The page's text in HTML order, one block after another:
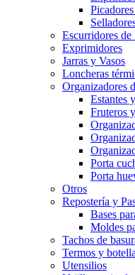
Escurridores de
Exprimidores
Jarras y Vasos
Loncheras
Organizadores
Estantes
Fruteros
Porta
Porta
Otros
Repostería y
Bases
Moldes
Tachos de
Termos y
Utensilios